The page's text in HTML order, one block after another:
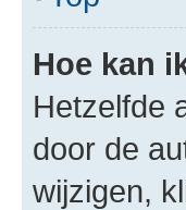
Hoe kan
Hetzelfde
door de
wijzigen,